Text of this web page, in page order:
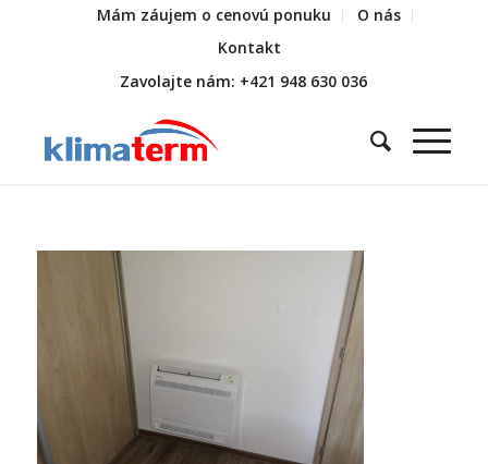
Mám záujem o cenovú ponuku
O nás
Kontakt
Zavolajte nám: +421 948 630 036